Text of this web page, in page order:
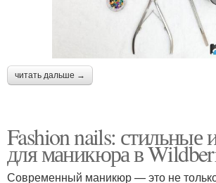
читать дальше →
Fashion nails: стильные
для маникюра в
Современный маникюр — это не